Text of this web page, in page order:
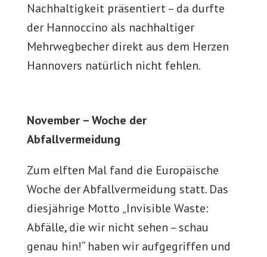
Nachhaltigkeit präsentiert – da durfte
der Hannoccino als nachhaltiger
Mehrwegbecher direkt aus dem Herzen
Hannovers natürlich nicht fehlen.
November – Woche der
Abfallvermeidung
Zum elften Mal fand die Europäische
Woche der Abfallvermeidung statt. Das
diesjährige Motto „Invisible Waste:
Abfälle, die wir nicht sehen – schau
genau hin!“ haben wir aufgegriffen und